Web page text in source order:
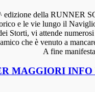
edizione della RUNNER
e le vie lungo il
Storti, vi attende
che è venuto a
A fine
MAGGIORI